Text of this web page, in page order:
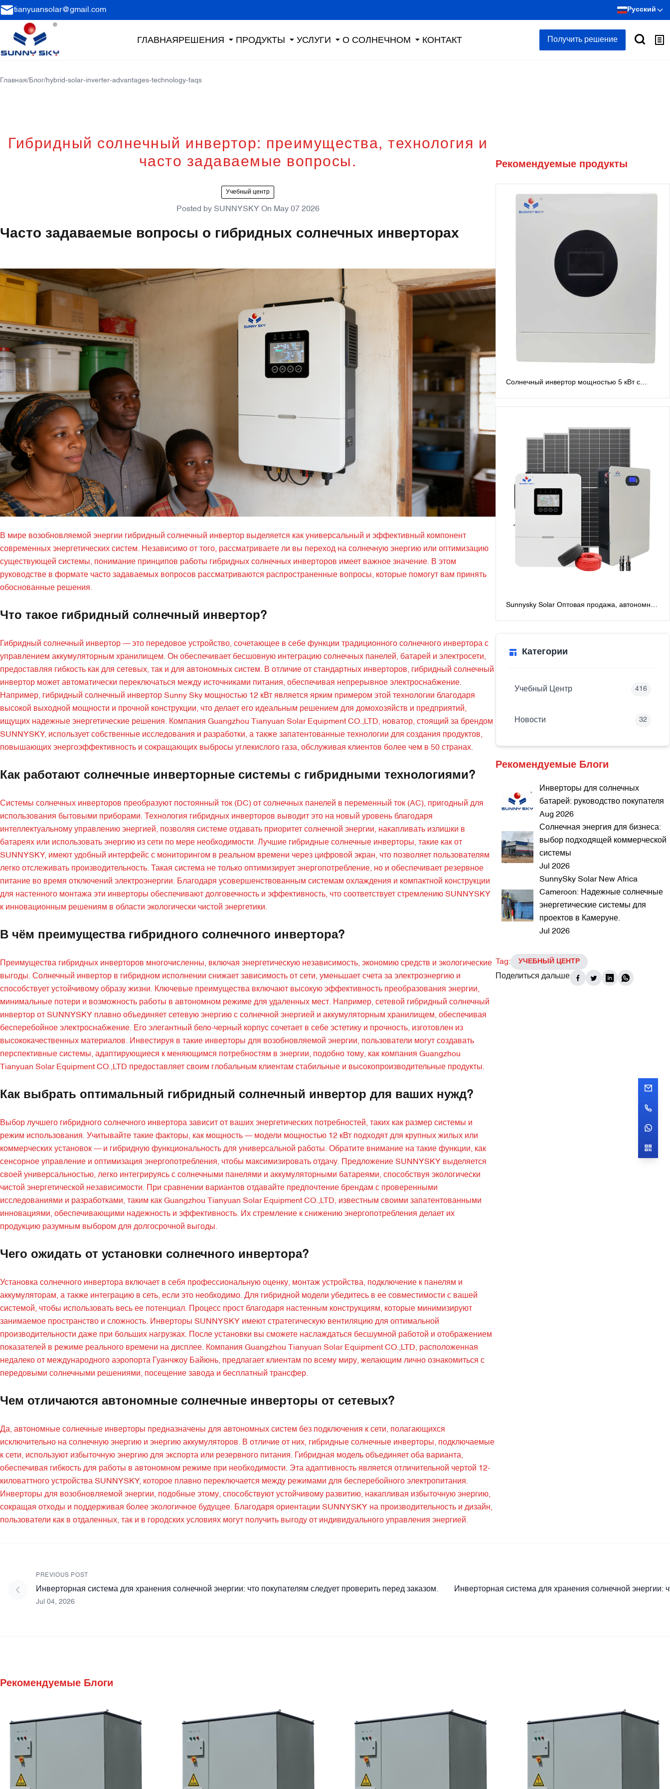
tianyuansolar@gmail.com Русский
ГЛАВНАЯРЕШЕНИЯ ПРОДУКТЫ УСЛУГИ О СОЛНЕЧНОМ КОНТАКТ Получить решение
Главная/Блог/hybrid-solar-inverter-advantages-technology-faqs
Гибридный солнечный инвертор: преимущества, технология и
часто задаваемые вопросы.
Учебный центр
Posted by SUNNYSKY On May 07 2026
Часто задаваемые вопросы о гибридных солнечных инверторах
В мире возобновляемой энергии гибридный солнечный инвертор выделяется как универсальный и эффективный компонент
современных энергетических систем. Независимо от того, рассматриваете ли вы переход на солнечную энергию или оптимизацию
существующей системы, понимание принципов работы гибридных солнечных инверторов имеет важное значение. В этом
руководстве в формате часто задаваемых вопросов рассматриваются распространенные вопросы, которые помогут вам принять
обоснованные решения.
Что такое гибридный солнечный инвертор?
Гибридный солнечный инвертор — это передовое устройство, сочетающее в себе функции традиционного солнечного инвертора с
управлением аккумуляторным хранилищем. Он обеспечивает бесшовную интеграцию солнечных панелей, батарей и электросети,
предоставляя гибкость как для сетевых, так и для автономных систем. В отличие от стандартных инверторов, гибридный солнечный
инвертор может автоматически переключаться между источниками питания, обеспечивая непрерывное электроснабжение.
Например, гибридный солнечный инвертор Sunny Sky мощностью 12 кВт является ярким примером этой технологии благодаря
высокой выходной мощности и прочной конструкции, что делает его идеальным решением для домохозяйств и предприятий,
ищущих надежные энергетические решения. Компания Guangzhou Tianyuan Solar Equipment CO.,LTD, новатор, стоящий за брендом
SUNNYSKY, использует собственные исследования и разработки, а также запатентованные технологии для создания продуктов,
повышающих энергоэффективность и сокращающих выбросы углекислого газа, обслуживая клиентов более чем в 50 странах.
Как работают солнечные инверторные системы с гибридными технологиями?
Системы солнечных инверторов преобразуют постоянный ток (DC) от солнечных панелей в переменный ток (AC), пригодный для
использования бытовыми приборами. Технология гибридных инверторов выводит это на новый уровень благодаря
интеллектуальному управлению энергией, позволяя системе отдавать приоритет солнечной энергии, накапливать излишки в
батареях или использовать энергию из сети по мере необходимости. Лучшие гибридные солнечные инверторы, такие как от
SUNNYSKY, имеют удобный интерфейс с мониторингом в реальном времени через цифровой экран, что позволяет пользователям
легко отслеживать производительность. Такая система не только оптимизирует энергопотребление, но и обеспечивает резервное
питание во время отключений электроэнергии. Благодаря усовершенствованным системам охлаждения и компактной конструкции
для настенного монтажа эти инверторы обеспечивают долговечность и эффективность, что соответствует стремлению SUNNYSKY
к инновационным решениям в области экологически чистой энергетики.
В чём преимущества гибридного солнечного инвертора?
Преимущества гибридных инверторов многочисленны, включая энергетическую независимость, экономию средств и экологические
выгоды. Солнечный инвертор в гибридном исполнении снижает зависимость от сети, уменьшает счета за электроэнергию и
способствует устойчивому образу жизни. Ключевые преимущества включают высокую эффективность преобразования энергии,
минимальные потери и возможность работы в автономном режиме для удаленных мест. Например, сетевой гибридный солнечный
инвертор от SUNNYSKY плавно объединяет сетевую энергию с солнечной энергией и аккумуляторным хранилищем, обеспечивая
бесперебойное электроснабжение. Его элегантный бело-черный корпус сочетает в себе эстетику и прочность, изготовлен из
высококачественных материалов. Инвестируя в такие инверторы для возобновляемой энергии, пользователи могут создавать
перспективные системы, адаптирующиеся к меняющимся потребностям в энергии, подобно тому, как компания Guangzhou
Tianyuan Solar Equipment CO.,LTD предоставляет своим глобальным клиентам стабильные и высокопроизводительные продукты.
Как выбрать оптимальный гибридный солнечный инвертор для ваших нужд?
Выбор лучшего гибридного солнечного инвертора зависит от ваших энергетических потребностей, таких как размер системы и
режим использования. Учитывайте такие факторы, как мощность — модели мощностью 12 кВт подходят для крупных жилых или
коммерческих установок — и гибридную функциональность для универсальной работы. Обратите внимание на такие функции, как
сенсорное управление и оптимизация энергопотребления, чтобы максимизировать отдачу. Предложение SUNNYSKY выделяется
своей универсальностью, легко интегрируясь с солнечными панелями и аккумуляторными батареями, способствуя экологически
чистой энергетической независимости. При сравнении вариантов отдавайте предпочтение брендам с проверенными
исследованиями и разработками, таким как Guangzhou Tianyuan Solar Equipment CO.,LTD, известным своими запатентованными
инновациями, обеспечивающими надежность и эффективность. Их стремление к снижению энергопотребления делает их
продукцию разумным выбором для долгосрочной выгоды.
Чего ожидать от установки солнечного инвертора?
Установка солнечного инвертора включает в себя профессиональную оценку, монтаж устройства, подключение к панелям и
аккумуляторам, а также интеграцию в сеть, если это необходимо. Для гибридной модели убедитесь в ее совместимости с вашей
системой, чтобы использовать весь ее потенциал. Процесс прост благодаря настенным конструкциям, которые минимизируют
занимаемое пространство и сложность. Инверторы SUNNYSKY имеют стратегическую вентиляцию для оптимальной
производительности даже при больших нагрузках. После установки вы сможете наслаждаться бесшумной работой и отображением
показателей в режиме реального времени на дисплее. Компания Guangzhou Tianyuan Solar Equipment CO.,LTD, расположенная
недалеко от международного аэропорта Гуанчжоу Байюнь, предлагает клиентам по всему миру, желающим лично ознакомиться с
передовыми солнечными решениями, посещение завода и бесплатный трансфер.
Чем отличаются автономные солнечные инверторы от сетевых?
Да, автономные солнечные инверторы предназначены для автономных систем без подключения к сети, полагающихся
исключительно на солнечную энергию и энергию аккумуляторов. В отличие от них, гибридные солнечные инверторы, подключаемые
к сети, используют избыточную энергию для экспорта или резервного питания. Гибридная модель объединяет оба варианта,
обеспечивая гибкость для работы в автономном режиме при необходимости. Эта адаптивность является отличительной чертой 12-
киловаттного устройства SUNNYSKY, которое плавно переключается между режимами для бесперебойного электропитания.
Инверторы для возобновляемой энергии, подобные этому, способствуют устойчивому развитию, накапливая избыточную энергию,
сокращая отходы и поддерживая более экологичное будущее. Благодаря ориентации SUNNYSKY на производительность и дизайн,
пользователи как в отдаленных, так и в городских условиях могут получить выгоду от индивидуального управления энергией.
Рекомендуемые продукты
Солнечный инвертор мощностью 5 кВт с
Sunnysky Solar Оптовая продажа, автономная
системы с батареями
Категории
Учебный Центр 416
Новости 32
Рекомендуемые Блоги
Инверторы для солнечных
батарей: руководство покупателя
Aug 2026
Солнечная энергия для бизнеса:
выбор подходящей коммерческой
системы
Jul 2026
SunnySky Solar New Africa
Cameroon: Надежные солнечные
энергетические системы для
проектов в Камеруне.
Jul 2026
Tag: УЧЕБНЫЙ ЦЕНТР
Поделиться дальше
PREVIOUS POST
Инверторная система для хранения солнечной энергии: что покупателям следует проверить перед заказом.
Jul 04, 2026
Инверторная система для хранения солнечной энергии:
Рекомендуемые Блоги